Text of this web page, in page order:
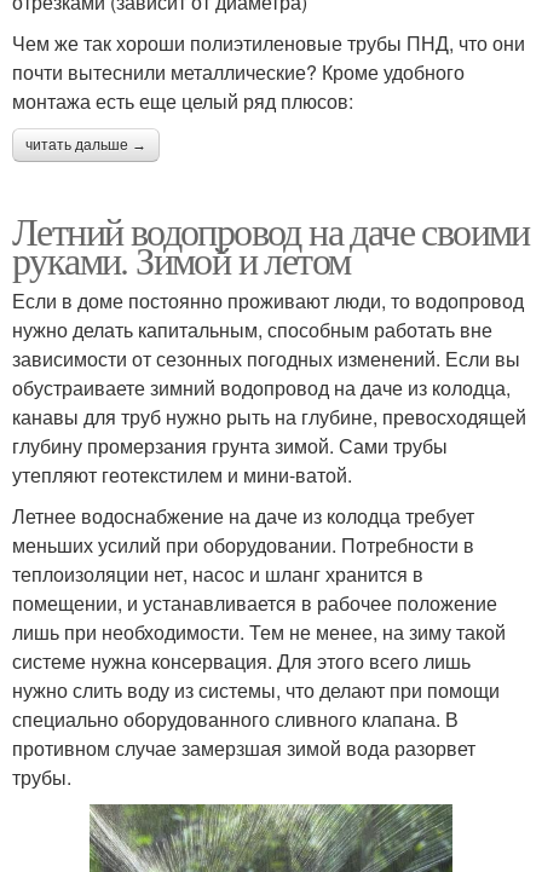
Чем же так хороши полиэтиленовые трубы ПНД, что они
почти вытеснили металлические? Кроме удобного
монтажа есть еще целый ряд плюсов:
читать дальше →
Летний водопровод на даче своими
руками. Зимой и летом
Если в доме постоянно проживают люди, то водопровод
нужно делать капитальным, способным работать вне
зависимости от сезонных погодных изменений. Если вы
обустраиваете зимний водопровод на даче из колодца,
канавы для труб нужно рыть на глубине, превосходящей
глубину промерзания грунта зимой. Сами трубы
утепляют геотекстилем и мини-ватой.
Летнее водоснабжение на даче из колодца требует
меньших усилий при оборудовании. Потребности в
теплоизоляции нет, насос и шланг хранится в
помещении, и устанавливается в рабочее положение
лишь при необходимости. Тем не менее, на зиму такой
системе нужна консервация. Для этого всего лишь
нужно слить воду из системы, что делают при помощи
специально оборудованного сливного клапана. В
противном случае замерзшая зимой вода разорвет
трубы.